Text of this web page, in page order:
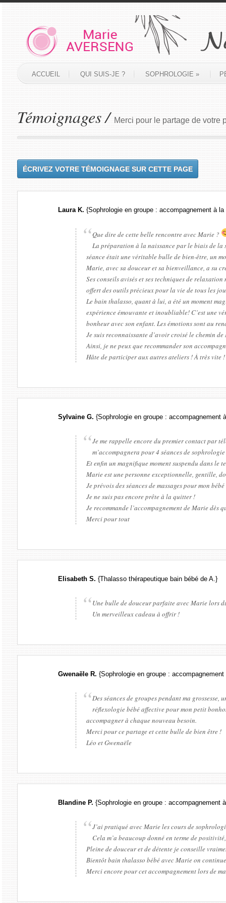
ACCUEIL QUI SUIS-JE ? SOPHROLOGIE »
Témoignages / Merci pour le partage de votre
ÉCRIVEZ VOTRE TÉMOIGNAGE SUR CETTE PAGE
Laura K. {Sophrologie en groupe : accompagnement à
Que dire de cette belle rencontre avec Marie ?
La préparation à la naissance par le biais de la
séance était une véritable bulle de bien-être, un
Marie, avec sa douceur et sa bienveillance, a su
Ses conseils avisés et ses techniques de
offert des outils précieux pour la vie de tous les
Le bain thalasso, quant à lui, a été un moment
expérience émouvante et inoubliable! C’est une
bonheur avec son enfant. Les émotions sont au
Je suis reconnaissante d’avoir croisé le chemin
Ainsi, je ne peux que recommander son
Hâte de participer aux autres ateliers ! À très vite !
Sylvaine G. {Sophrologie en groupe : accompagnement
Je me rappelle encore du premier contact par
m’accompagnera pour 4 séances de
Et enfin un magnifique moment suspendu dans le
Marie est une personne exceptionnelle, gentille,
Je prévois des séances de massages pour mon
Je ne suis pas encore prête à la quitter !
Je recommande l’accompagnement de Marie dès
Merci pour tout
Elisabeth S. {Thalasso thérapeutique bain bébé de A.}
Une bulle de douceur parfaite avec Marie lors
Un merveilleux cadeau à offrir !
Gwenaële R. {Sophrologie en groupe :
Des séances de groupes pendant ma
réflexologie bébé affective pour mon petit
accompagner à chaque nouveau besoin.
Merci pour ce partage et cette bulle de bien être !
Léo et Gwenaële
Blandine P. {Sophrologie en groupe : accompagnement
J’ai pratiqué avec Marie les cours de
Cela m’a beaucoup donné en terme de
Pleine de douceur et de détente je conseille
Bientôt bain thalasso bébé avec Marie on
Merci encore pour cet accompagnement lors de